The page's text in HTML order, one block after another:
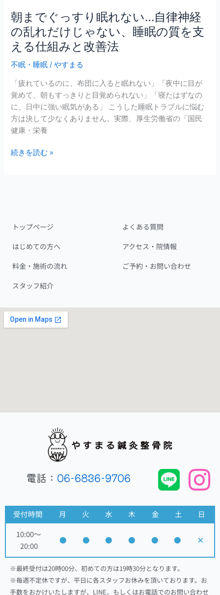
朝までぐっすり眠れない…自律神経
の乱れだけじゃない、睡眠の質を支
える仕組みと改善法
不眠・睡眠 /やすまる
「疲れているのに、布団に入ると眠れない」「夜中に目が
覚めて、朝もすっきりと目覚められない」「寝たはずなの
に、日中に強い眠気がある」 こうした睡眠トラブルに悩む
方は決して少なくありません。実際、厚生労働省の「国民
健康・栄養
い…
自
律
神
経
乱
れ
だ
け
じ
ゃ
を
支
る
組
と
改
続きを読む »
よくある質問
アクセス・院情報
ご予約・お問い合わせ
トップページ
はじめての方へ
料金・施術の流れ
スタッフ紹介
電話： 06-6836-9706
受付時間 月 火 水 木 金 土
日
10:00～
20:00
● ● ● ● ● ● ×
※最終受付は20時00分、初めての方は19時30分となります。
※毎週不定休ですが、平日に各スタッフお休みを頂いております。お
手数をおかけいたしますが、LINE、もしくはお電話でのお問い合わせ